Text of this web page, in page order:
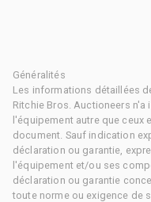
Généralités
Les informations détaillées
Ritchie Bros. Auctioneers
l'équipement autre que ceux
document. Sauf indication
déclaration ou garantie,
l'équipement et/ou ses
déclaration ou garantie
toute norme ou exigence de